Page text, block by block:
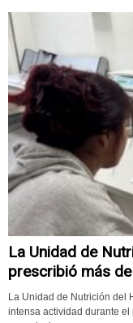
La Unidad de
prescribió más
La Unidad de Nutrición del
intensa actividad durante